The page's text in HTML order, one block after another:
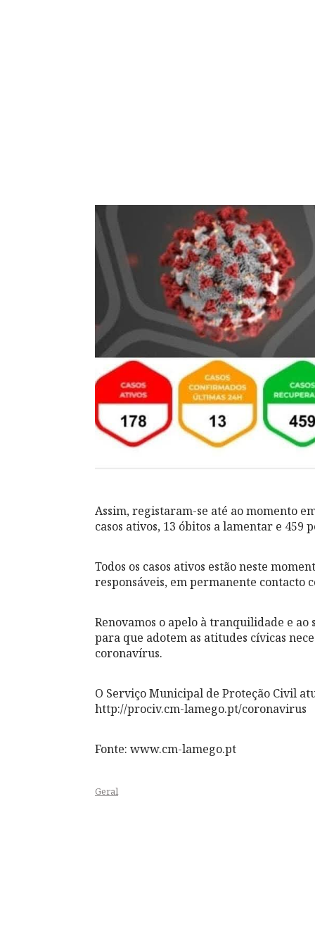
Assim, registaram-se até ao momento
casos ativos, 13 óbitos a lamentar e 459
Todos os casos ativos estão neste
responsáveis, em permanente contacto
Renovamos o apelo à tranquilidade e
para que adotem as atitudes cívicas
coronavírus.
O Serviço Municipal de Proteção Civil
http://prociv.cm-lamego.pt/coronavirus
Fonte: www.cm-lamego.pt
Geral